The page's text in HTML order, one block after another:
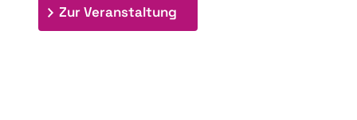
Zur Veranstaltung